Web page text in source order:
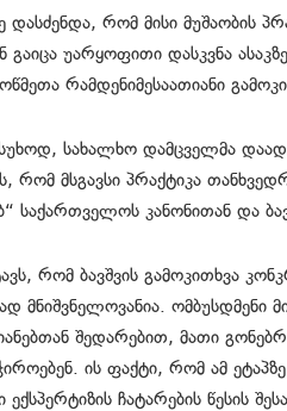
დასძენდა, რომ მისი მუშაობის
გაიცა უარყოფითი დასკვნა
რამდენიმესაათიანი
სახალხო დამცველმა
რომ მსგავსი პრაქტიკა
საქართველოს კანონითან და
რომ ბავშვის გამოკითხვა
მნიშვნელოვანია. ომბუსდმენი
შედარებით, მათი
ის ფაქტი, რომ ამ
ჩატარების წესის